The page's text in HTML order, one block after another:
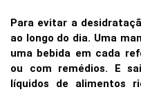
Para evitar a
ao longo do dia. Uma
uma bebida em cada
ou com remédios. E
líquidos de alimentos